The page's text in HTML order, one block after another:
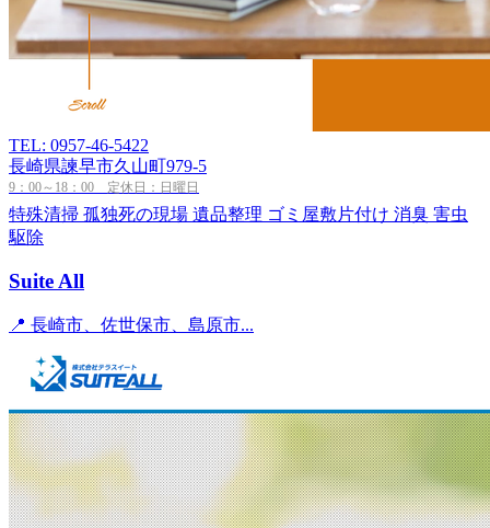
TEL: 0957-46-5422
長崎県諫早市久山町979-5
9：00～18：00 定休日：日曜日
特殊清掃 孤独死の現場 遺品整理 ゴミ屋敷片付け 消臭 害虫
駆除
Suite All
📍 長崎市、佐世保市、島原市...